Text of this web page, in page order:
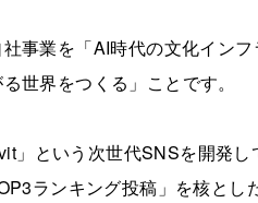
社事業を「AI時代の文化イン
世界をつくる」ことです。
」という次世代SNSを開発
ランキング投稿」を核と